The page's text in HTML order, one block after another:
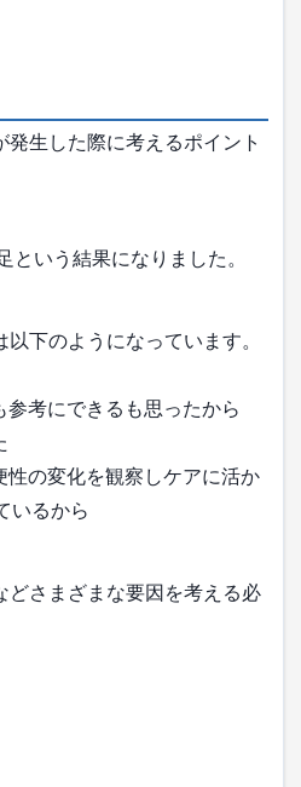
生した際に考えるポイント
いう結果になりました。
下のようになっています。
考にできるも思ったから
の変化を観察しケアに活か
いるから
さまざまな要因を考える必